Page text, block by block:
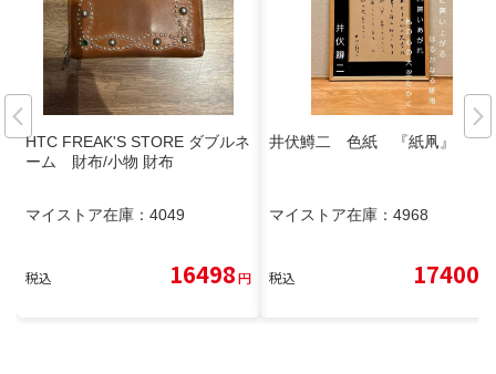
HTC FREAK'S STORE ダブルネ
ーム 財布/小物 財布
マイストア在庫： 4049
税込 16498円
井伏鱒二 色紙 『紙凧』
マイストア在庫： 4968
税込 17400